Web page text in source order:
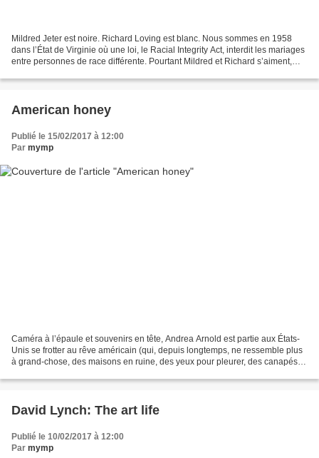
Mildred Jeter est noire. Richard Loving est blanc. Nous sommes en 1958
dans l’État de Virginie où une loi, le Racial Integrity Act, interdit les mariages
entre personnes de race différente. Pourtant Mildred et Richard s’aiment,
American honey
Publié le 15/02/2017 à 12:00
Par mymp
Caméra à l’épaule et souvenirs en tête, Andrea Arnold est partie aux États-
Unis se frotter au rêve américain (qui, depuis longtemps, ne ressemble plus
à grand-chose, des maisons en ruine, des yeux pour pleurer, des canapés
David Lynch: The art life
Publié le 10/02/2017 à 12:00
Par mymp